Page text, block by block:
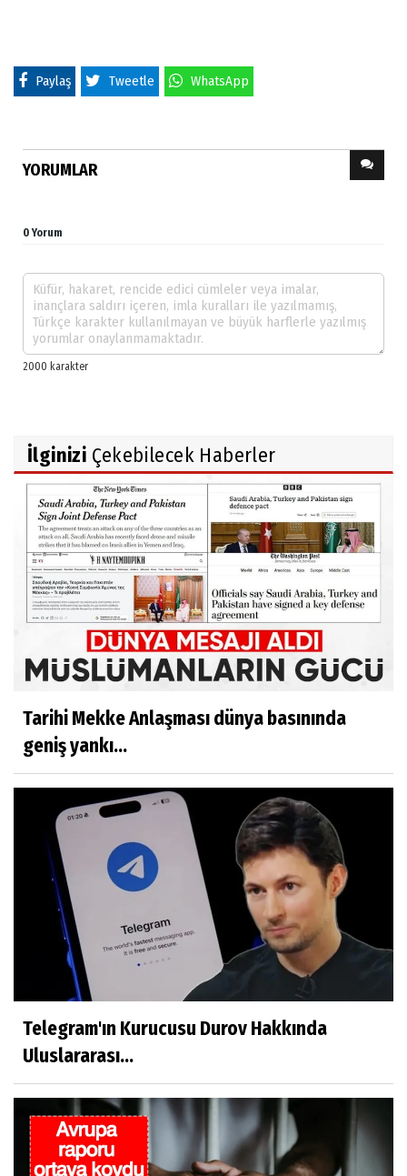
Paylaş Tweetle WhatsApp
YORUMLAR
0 Yorum
İlginizi Çekebilecek Haberler
Tarihi Mekke Anlaşması dünya basınında
geniş yankı...
Telegram'ın Kurucusu Durov Hakkında
Uluslararası...